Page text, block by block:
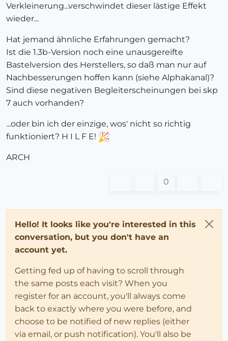
Verkleinerung...verschwindet dieser lästige Effekt
wieder...
Hat jemand ähnliche Erfahrungen gemacht?
Ist die 1.3b-Version noch eine unausgereifte
Bastelversion des Herstellers, so daß man nur auf
Nachbesserungen hoffen kann (siehe Alphakanal)?
Sind diese negativen Begleiterscheinungen bei skp
7 auch vorhanden?
...oder bin ich der einzige, wos' nicht so richtig
funktioniert? H I L F E!
ARCH
0
Hello! It looks like you're interested in this
conversation, but you don't have an
account yet.
Getting fed up of having to scroll through
the same posts each visit? When you
register for an account, you'll always come
back to exactly where you were before, and
choose to be notified of new replies (either
via email, or push notification). You'll also be